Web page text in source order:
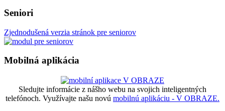
Seniori
Zjednodušená verzia stránok pre seniorov
Mobilná aplikácia
Sledujte informácie z nášho webu na svojich inteligentných
telefónoch. Využívajte našu novú mobilnú aplikáciu - V OBRAZE.